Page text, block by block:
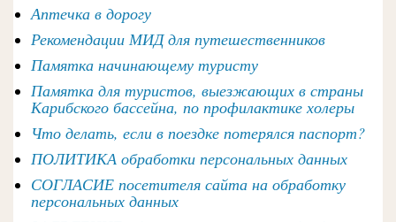
Аптечка в дорогу
Рекомендации МИД для путешественников
Памятка начинающему туристу
Памятка для туристов, выезжающих в страны
Карибского бассейна, по профилактике холеры
Что делать, если в поездке потерялся паспорт?
ПОЛИТИКА обработки персональных данных
СОГЛАСИЕ посетителя сайта на обработку
персональных данных